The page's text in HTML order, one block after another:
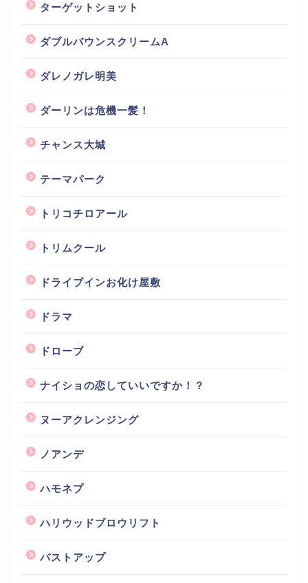
ターゲットショット
ダブルバウンスクリームA
ダレノガレ明美
ダーリンは危機一髪！
チャンス大城
テーマパーク
トリコチロアール
トリムクール
ドライブインお化け屋敷
ドラマ
ドローブ
ナイショの恋していいですか！？
ヌーアクレンジング
ノアンデ
ハモネプ
ハリウッドブロウリフト
バストアップ